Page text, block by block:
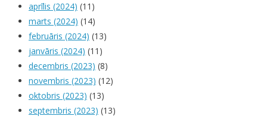
aprīlis (2024) (11)
marts (2024) (14)
februāris (2024) (13)
janvāris (2024) (11)
decembris (2023) (8)
novembris (2023) (12)
oktobris (2023) (13)
septembris (2023) (13)